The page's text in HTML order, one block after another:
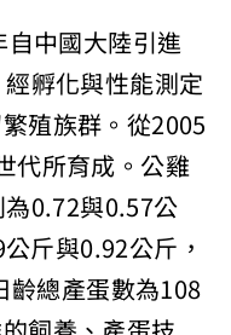
中國大陸引進
孵化與性能測定
殖族群。從2005
代所育成。公雞
0.72與0.57公
斤與0.92公斤，
總產蛋數為108